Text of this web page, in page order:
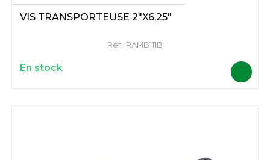
VIS TRANSPORTEUSE 2"X6,25"
Réf : RAMB111B
En stock